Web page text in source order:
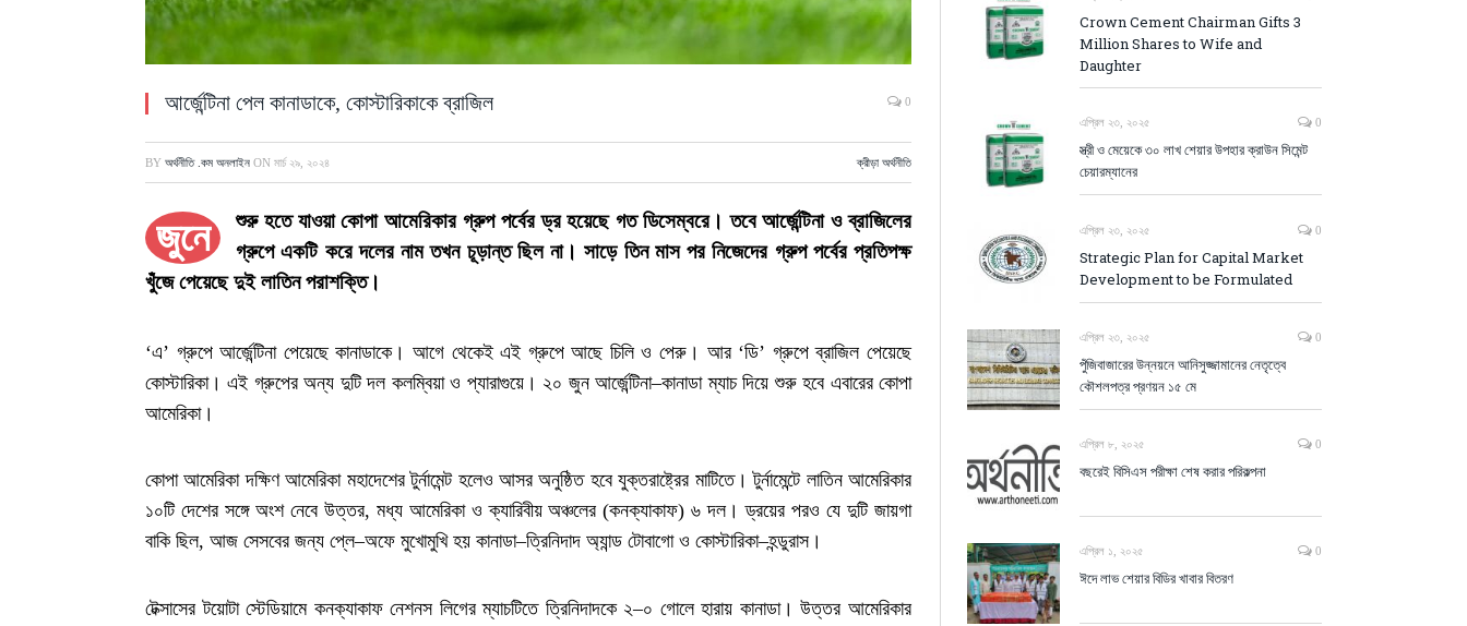
আর্জেন্টিনা পেল কানাডাকে, কোস্টারিকাকে ব্রাজিল 0
BY অর্থনীতি .কম অনলাইন ON মার্চ ২৯, ২০২৪ ক্রীড়া অর্থনীতি
জুনে
শুরু হতে যাওয়া কোপা আমেরিকার গ্রুপ পর্বের ড্র হয়েছে গত ডিসেম্বরে। তবে আর্জেন্টিনা ও ব্রাজিলের
গ্রুপে একটি করে দলের নাম তখন চূড়ান্ত ছিল না। সাড়ে তিন মাস পর নিজেদের গ্রুপ পর্বের প্রতিপক্ষ
খুঁজে পেয়েছে দুই লাতিন পরাশক্তি।
‘এ’ গ্রুপে আর্জেন্টিনা পেয়েছে কানাডাকে। আগে থেকেই এই গ্রুপে আছে চিলি ও পেরু। আর ‘ডি’ গ্রুপে ব্রাজিল পেয়েছে
কোস্টারিকা। এই গ্রুপের অন্য দুটি দল কলম্বিয়া ও প্যারাগুয়ে। ২০ জুন আর্জেন্টিনা–কানাডা ম্যাচ দিয়ে শুরু হবে এবারের কোপা
আমেরিকা।
কোপা আমেরিকা দক্ষিণ আমেরিকা মহাদেশের টুর্নামেন্ট হলেও আসর অনুষ্ঠিত হবে যুক্তরাষ্ট্রের মাটিতে। টুর্নামেন্টে লাতিন আমেরিকার
১০টি দেশের সঙ্গে অংশ নেবে উত্তর, মধ্য আমেরিকা ও ক্যারিবীয় অঞ্চলের (কনক্যাকাফ) ৬ দল। ড্রয়ের পরও যে দুটি জায়গা
বাকি ছিল, আজ সেসবের জন্য প্লে–অফে মুখোমুখি হয় কানাডা–ত্রিনিদাদ অ্যান্ড টোবাগো ও কোস্টারিকা–হন্ডুরাস।
টেক্সাসের টয়োটা স্টেডিয়ামে কনক্যাকাফ নেশনস লিগের ম্যাচটিতে ত্রিনিদাদকে ২–০ গোলে হারায় কানাডা। উত্তর আমেরিকার
Crown Cement Chairman Gifts 3
Million Shares to Wife and
Daughter
এপ্রিল ২৩, ২০২৫ 0
স্ত্রী ও মেয়েকে ৩০ লাখ শেয়ার উপহার ক্রাউন সিমেন্ট
চেয়ারম্যানের
এপ্রিল ২৩, ২০২৫ 0
Strategic Plan for Capital Market
Development to be Formulated
এপ্রিল ২৩, ২০২৫ 0
পুঁজিবাজারের উন্নয়নে আনিসুজ্জামানের নেতৃত্বে
কৌশলপত্র প্রণয়ন ১৫ মে
এপ্রিল ৮, ২০২৫ 0
বছরেই বিসিএস পরীক্ষা শেষ করার পরিকল্পনা
এপ্রিল ১, ২০২৫ 0
ঈদে লাভ শেয়ার বিডির খাবার বিতরণ